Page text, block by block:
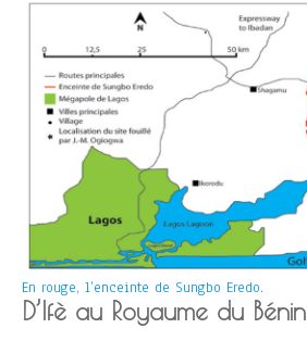
En rouge, l’enceinte de Sungbo Eredo.
D’Ifè au Royaume du Bénin